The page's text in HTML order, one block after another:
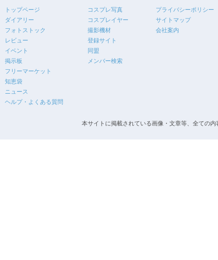
トップページ
ダイアリー
フォトストック
レビュー
イベント
掲示板
フリーマーケット
知恵袋
ニュース
ヘルプ・よくある質問
コスプレ写真
コスプレイヤー
撮影機材
登録サイト
同盟
メンバー検索
プライバシーポリシー
サイトマップ
会社案内
本サイトに掲載されている画像・文章等、全ての